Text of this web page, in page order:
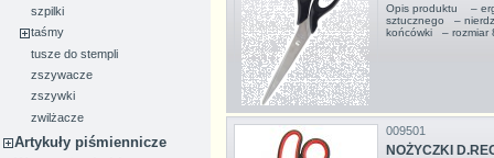
szpilki
taśmy
tusze do stempli
zszywacze
zszywki
zwilżacze
Artykuły piśmiennicze
Opis produktu –
sztucznego –
końcówki – rozmiar
009501
NOŻYCZKI